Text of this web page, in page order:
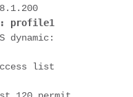
profile1